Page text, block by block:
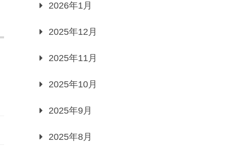
2026年1月
2025年12月
2025年11月
2025年10月
2025年9月
2025年8月